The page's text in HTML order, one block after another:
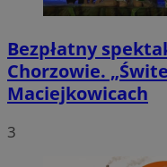
Bezpłatny
Chorzowie.
Maciejkowicach
3